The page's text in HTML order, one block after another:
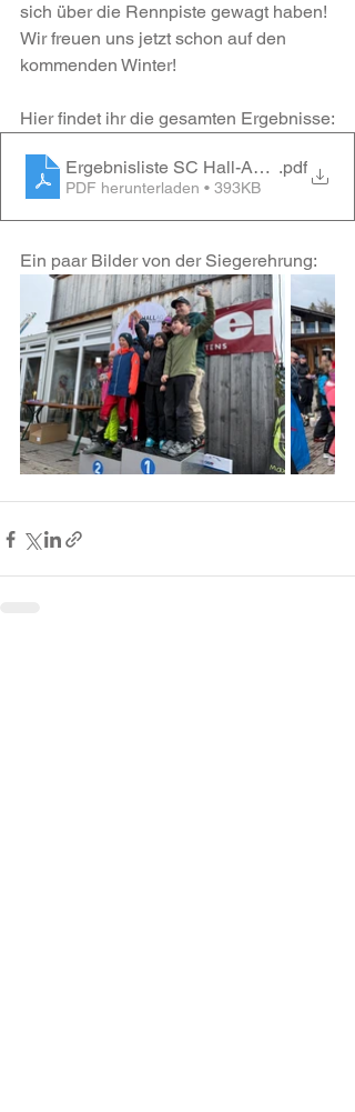
sich über die Rennpiste gewagt haben!
Wir freuen uns jetzt schon auf den
kommenden Winter!
Hier findet ihr die gesamten Ergebnisse:
Ergebnisliste SC Hall-Absam 2026
.pdf
PDF herunterladen • 393KB
Ein paar Bilder von der Siegerehrung: